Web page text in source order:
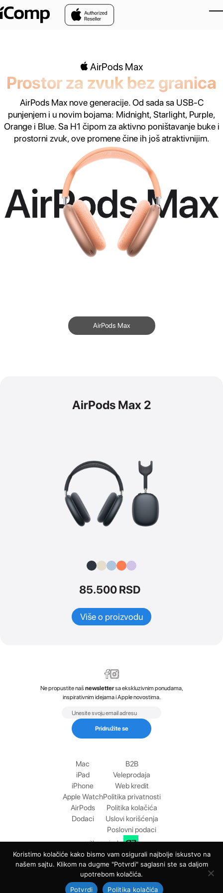
Skip to main content
 AirPods Max
Prostor za zvuk bez granica
AirPods Max nove generacije. Od sada sa USB-C
punjenjem i u novim bojama: Midnight, Starlight, Purple,
Orange i Blue. Sa H1 čipom za aktivno poništavanje buke i
prostorni zvuk, ove promene čine ih još atraktivnijim.
AirPods Max
AirPods Max 2
85.500 RSD
Više o proizvodu
Ne propustite našnewslettersa ekskluzivnim ponudama,
inspirativnim idejama i Apple novostima.
Pridružite se
Mac
iPad
iPhone
Apple Watch
AirPods
Dodaci
B2B
Veleprodaja
Web kredit
Politika privatnosti
Politika kolačića
Uslovi korišćenja
Poslovni podaci
with passion by
Koristimo kolačiće kako bismo vam osigurali najbolje iskustvo na
našem sajtu. Klikom na dugme "Potvrdi" saglasni ste sa daljom
upotrebom kolačića.
Potvrdi
Politika kolačića